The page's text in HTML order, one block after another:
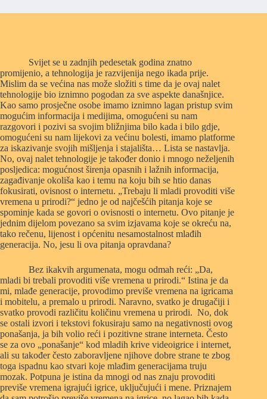
Svijet se u zadnjih pedesetak godina znatno
promijenio, a tehnologija je razvijenija nego ikada prije.
Mislim da se većina nas može složiti s time da je ovaj nalet
tehnologije bio iznimno pogodan za sve aspekte današnjice.
Kao samo prosječne osobe imamo iznimno lagan pristup svim
mogućim informacija i medijima, omogućeni su nam
razgovori i pozivi sa svojim bližnjima bilo kada i bilo gdje,
omogućeni su nam lijekovi za većinu bolesti, imamo platforme
za iskazivanje svojih mišljenja i stajališta… Lista se nastavlja.
No, ovaj nalet tehnologije je također donio i mnogo neželjenih
posljedica: mogućnost širenja opasnih i lažnih informacija,
zagađivanje okoliša kao i temu na koju bih se htio danas
fokusirati, ovisnost o internetu. „Trebaju li mladi provoditi više
vremena u prirodi?“ jedno je od najčešćih pitanja koje se
spominje kada se govori o ovisnosti o internetu. Ovo pitanje je
jednim dijelom povezano sa svim izjavama koje se okreću na,
tako rečenu, lijenost i općenitu nesamostalnost mlađih
generacija. No, jesu li ova pitanja opravdana?
Bez ikakvih argumenata, mogu odmah reći: „Da,
mladi bi trebali provoditi više vremena u prirodi.“ Istina je da
mi, mlađe generacije, provodimo previše vremena na igricama
i mobitelu, a premalo u prirodi. Naravno, svatko je drugačiji i
svatko provodi različitu količinu vremena u prirodi. No, dok
se ostali izvori i tekstovi fokusiraju samo na negativnosti ovog
ponašanja, ja bih volio reći i pozitivne strane interneta. Često
se za ovo „ponašanje“ kod mladih krive videoigrice i internet,
ali su također često zaboravljene njihove dobre strane te zbog
toga ispadnu kao stvari koje mlađim generacijama truju
mozak. Potpuna je istina da mnogi od nas znaju provoditi
previše vremena igrajući igrice, uključujući i mene. Priznajem